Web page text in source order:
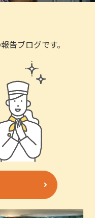
告ブログです。